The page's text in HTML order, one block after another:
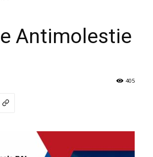
Antimolestie
405